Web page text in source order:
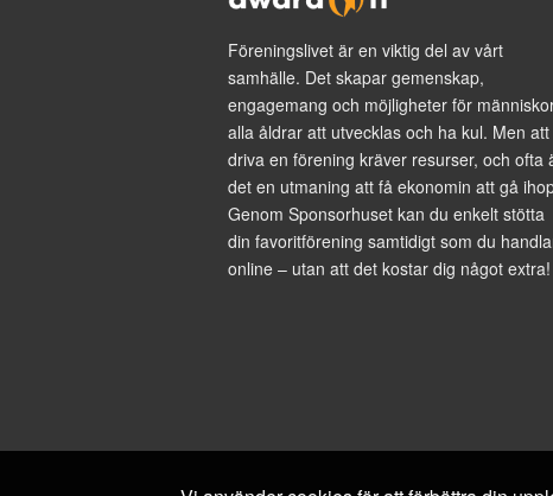
Föreningslivet är en viktig del av vårt
samhälle. Det skapar gemenskap,
engagemang och möjligheter för
alla åldrar att utvecklas och ha kul. Men att
driva en förening kräver resurser, och ofta
det en utmaning att få ekonomin att gå
Genom Sponsorhuset kan du enkelt stötta
din favoritförening samtidigt som du
online – utan att det kostar dig något extra!